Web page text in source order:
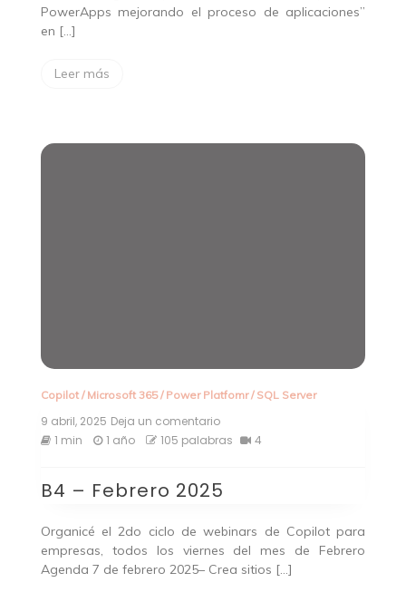
PowerApps mejorando el proceso de aplicaciones”
en […]
Leer más
Copilot/ Microsoft 365/ Power Platfomr/ SQL Server
9 abril, 2025 Deja un comentarioen
B4
2025
1 min 1 año 105 palabras 4
B4 – Febrero 2025
Organicé el 2do ciclo de webinars de Copilot para
empresas, todos los viernes del mes de Febrero
Agenda 7 de febrero 2025– Crea sitios […]